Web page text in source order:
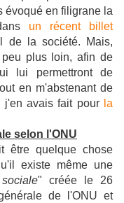
évoqué en filigrane la
un récent billet
de la société. Mais,
plus loin, afin de
lui permettront de
en m'abstenant de
j'en avais fait pour la
selon l'ONU
être quelque chose
existe même une
" créée le 26
de l'ONU et